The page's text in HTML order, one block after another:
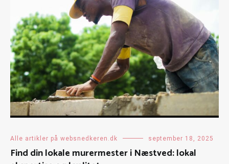
Alle artikler på websnedkeren.dk september 18, 2025
Find din lokale murermester i Næstved: lokal